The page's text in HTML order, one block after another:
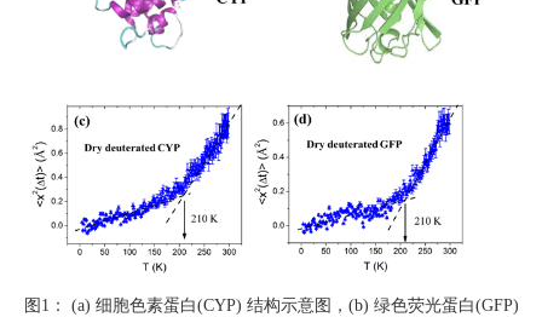
图1： (a) 细胞色素蛋白(CYP) 结构示意图，(b) 绿色荧光蛋白(GFP)